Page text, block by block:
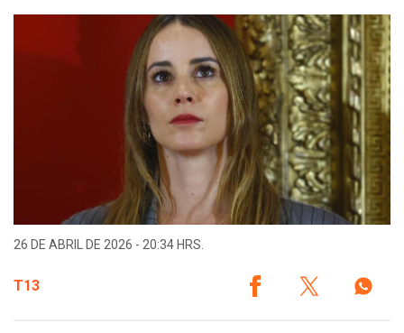
26 DE ABRIL DE 2026 - 20:34 HRS.
T13